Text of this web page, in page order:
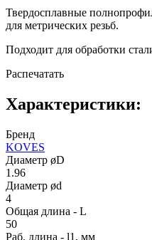
Твердосплавные
для метрических резьб.
Подходит для обработки
Распечатать
Характеристики:
Бренд
KOVES
Диаметр øD
1.96
Диаметр ød
4
Общая длина - L
50
Раб. длина - l1, мм